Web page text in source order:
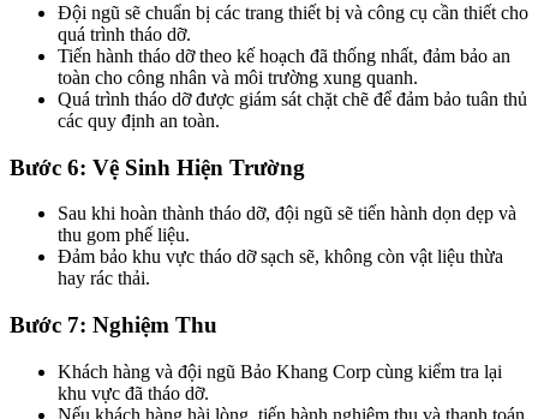
Đội ngũ sẽ chuẩn bị các trang thiết bị và công cụ cần thiết cho
quá trình tháo dỡ.
Tiến hành tháo dỡ theo kế hoạch đã thống nhất, đảm bảo an
toàn cho công nhân và môi trường xung quanh.
Quá trình tháo dỡ được giám sát chặt chẽ để đảm bảo tuân thủ
các quy định an toàn.
Bước 6: Vệ Sinh Hiện Trường
Sau khi hoàn thành tháo dỡ, đội ngũ sẽ tiến hành dọn dẹp và
thu gom phế liệu.
Đảm bảo khu vực tháo dỡ sạch sẽ, không còn vật liệu thừa
hay rác thải.
Bước 7: Nghiệm Thu
Khách hàng và đội ngũ Bảo Khang Corp cùng kiểm tra lại
khu vực đã tháo dỡ.
Nếu khách hàng hài lòng, tiến hành nghiệm thu và thanh toán